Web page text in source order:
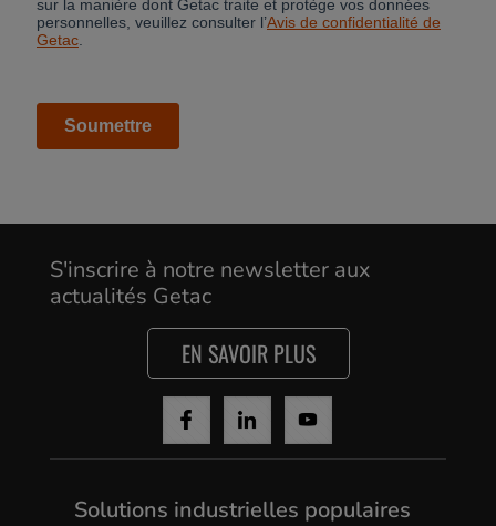
S'inscrire à notre newsletter aux
actualités Getac
EN SAVOIR PLUS
Solutions industrielles populaires